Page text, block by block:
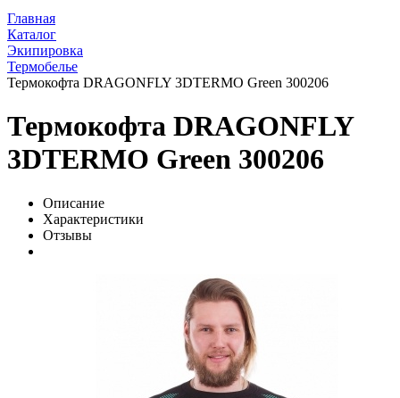
Главная
Каталог
Экипировка
Термобелье
Термокофта DRAGONFLY 3DTERMO Green 300206
Термокофта DRAGONFLY
3DTERMO Green 300206
Описание
Характеристики
Отзывы